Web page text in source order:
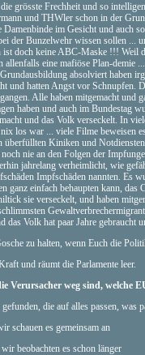
grösste Frechheit und so
und THWler schon in der
im Gesicht und auch
der Bunzelwehr wissen sollen ...
doch keine ABC-Maske !!! Weil
eine mafiöse Plan-demie
absolviert haben
und hatten Angst vor Schnupfen.
Alle haben mitgemacht und
haben und auch im Bundestag
und das Volk verseckelt. In
los war ... viele Filme beweisen
Kiniken und
nie an den Folgen der
jahrelang verheimlicht, wie
Impfschäden nannten. Es
einfach behaupten kann,
sie verseckelt, und haben
Volk hat paar Jahre gebraucht
zu halten, wenn Euch die
und räumt die Parlamente leer.
Verursacher weg sind, welche
die auf alles passen, was
schauen es gemeinsam an
beobachten es schon länger